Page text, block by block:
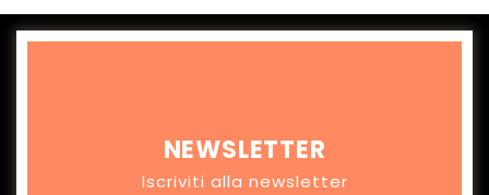
NEWSLETTER
Iscriviti alla newsletter